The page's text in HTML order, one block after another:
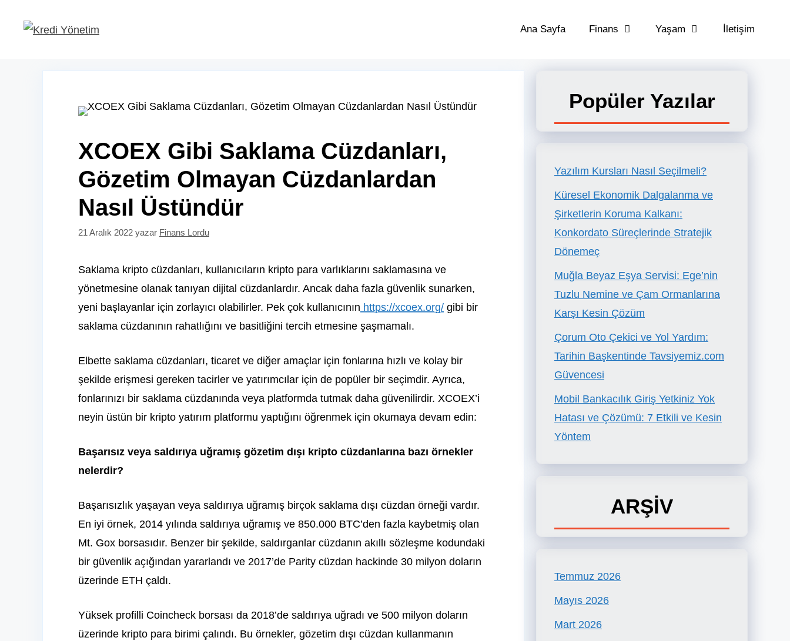
Ana Sayfa Finans Yaşam İletişim
XCOEX Gibi Saklama Cüzdanları,
Gözetim Olmayan Cüzdanlardan
Nasıl Üstündür
21 Aralık 2022 yazar Finans Lordu
Saklama kripto cüzdanları, kullanıcıların kripto para varlıklarını saklamasına ve
yönetmesine olanak tanıyan dijital cüzdanlardır. Ancak daha fazla güvenlik sunarken,
yeni başlayanlar için zorlayıcı olabilirler. Pek çok kullanıcının https://xcoex.org/ gibi bir
saklama cüzdanının rahatlığını ve basitliğini tercih etmesine şaşmamalı.
Elbette saklama cüzdanları, ticaret ve diğer amaçlar için fonlarına hızlı ve kolay bir
şekilde erişmesi gereken tacirler ve yatırımcılar için de popüler bir seçimdir. Ayrıca,
fonlarınızı bir saklama cüzdanında veya platformda tutmak daha güvenilirdir. XCOEX’i
neyin üstün bir kripto yatırım platformu yaptığını öğrenmek için okumaya devam edin:
Başarısız veya saldırıya uğramış gözetim dışı kripto cüzdanlarına bazı örnekler
nelerdir?
Başarısızlık yaşayan veya saldırıya uğramış birçok saklama dışı cüzdan örneği vardır.
En iyi örnek, 2014 yılında saldırıya uğramış ve 850.000 BTC’den fazla kaybetmiş olan
Mt. Gox borsasıdır. Benzer bir şekilde, saldırganlar cüzdanın akıllı sözleşme kodundaki
bir güvenlik açığından yararlandı ve 2017’de Parity cüzdan hackinde 30 milyon doların
üzerinde ETH çaldı.
Yüksek profilli Coincheck borsası da 2018’de saldırıya uğradı ve 500 milyon doların
üzerinde kripto para birimi çalındı. Bu örnekler, gözetim dışı cüzdan kullanmanın
Popüler Yazılar
Yazılım Kursları Nasıl Seçilmeli?
Küresel Ekonomik Dalgalanma ve
Şirketlerin Koruma Kalkanı:
Konkordato Süreçlerinde Stratejik
Dönemeç
Muğla Beyaz Eşya Servisi: Ege’nin
Tuzlu Nemine ve Çam Ormanlarına
Karşı Kesin Çözüm
Çorum Oto Çekici ve Yol Yardım:
Tarihin Başkentinde Tavsiyemiz.com
Güvencesi
Mobil Bankacılık Giriş Yetkiniz Yok
Hatası ve Çözümü: 7 Etkili ve Kesin
Yöntem
ARŞİV
Temmuz 2026
Mayıs 2026
Mart 2026